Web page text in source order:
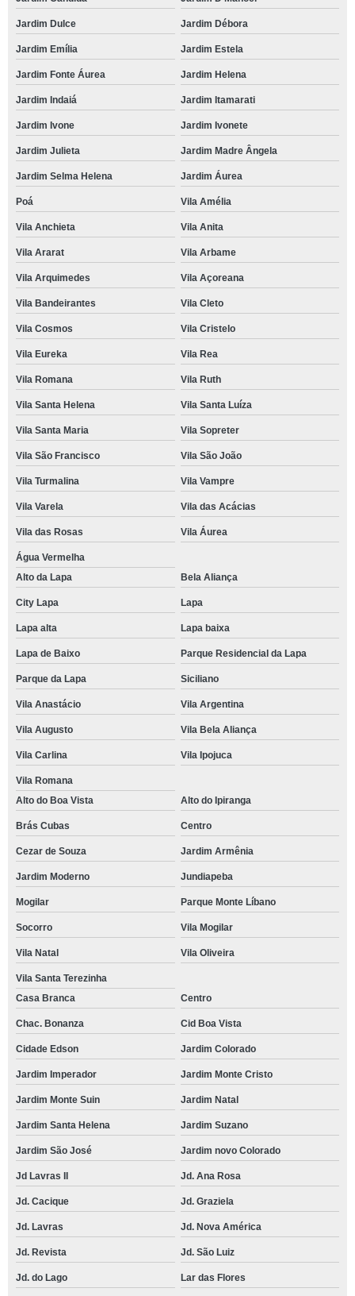
Jardim Dulce Jardim Débora
Jardim Emília Jardim Estela
Jardim Fonte Áurea Jardim Helena
Jardim Indaiá Jardim Itamarati
Jardim Ivone Jardim Ivonete
Jardim Julieta Jardim Madre Ângela
Jardim Selma Helena Jardim Áurea
Poá Vila Amélia
Vila Anchieta Vila Anita
Vila Ararat Vila Arbame
Vila Arquimedes Vila Açoreana
Vila Bandeirantes Vila Cleto
Vila Cosmos Vila Cristelo
Vila Eureka Vila Rea
Vila Romana Vila Ruth
Vila Santa Helena Vila Santa Luíza
Vila Santa Maria Vila Sopreter
Vila São Francisco Vila São João
Vila Turmalina Vila Vampre
Vila Varela Vila das Acácias
Vila das Rosas Vila Áurea
Água Vermelha
Alto da Lapa
Bela Aliança
City Lapa Lapa
Lapa alta Lapa baixa
Lapa de Baixo Parque Residencial da Lapa
Parque da Lapa Siciliano
Vila Anastácio Vila Argentina
Vila Augusto Vila Bela Aliança
Vila Carlina Vila Ipojuca
Vila Romana
Alto do Boa Vista
Alto do Ipiranga
Brás Cubas Centro
Cezar de Souza Jardim Armênia
Jardim Moderno Jundiapeba
Mogilar Parque Monte Líbano
Socorro Vila Mogilar
Vila Natal Vila Oliveira
Vila Santa Terezinha
Casa Branca
Centro
Chac. Bonanza Cid Boa Vista
Cidade Edson Jardim Colorado
Jardim Imperador Jardim Monte Cristo
Jardim Monte Suin Jardim Natal
Jardim Santa Helena Jardim Suzano
Jardim São José Jardim novo Colorado
Jd Lavras II Jd. Ana Rosa
Jd. Cacique Jd. Graziela
Jd. Lavras Jd. Nova América
Jd. Revista Jd. São Luiz
Jd. do Lago Lar das Flores